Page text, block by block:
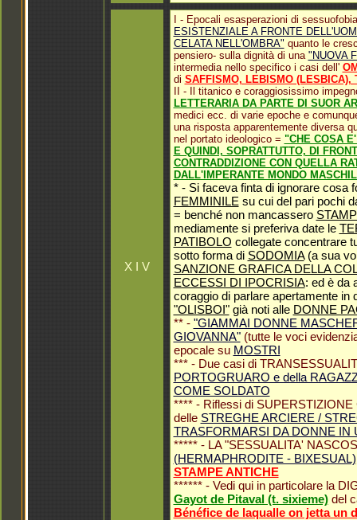
X I V
I - Epocali esasperazioni di
ESISTENZIALE A FRONTE
CELATA NELL'OMBRA" quanto le
pensiero- sulla dignità di una "NUOVA
intermedia nello specifico i casi dell'
di SAFFISMO, LEBISMO (LESBICA),
II - Il titanico e coraggiosissimo
LETTERARIA DA PARTE DI SUOR
medici ecc. di varie epoche e
una risposta apparentemente diversa
nel portato ideologico = "CHE COSA
E QUINDI, SOPRATTUTTO, DI
CONTRADDIZIONE CON QUELLA
DALL'IMPERANTE MONDO
* - Si faceva finta di ignorare cosa
FEMMINILE su cui del pari pochi
= benché non mancassero
mediamente si preferiva date le
PATIBOLO collegate concentrare
sotto forma di SODOMIA(a sua
SANZIONE GRAFICA DELLA
ECCESSI DI IPOCRISIA: ed è da
coraggio di parlare apertamente in
"OLISBOI"già noti alle DONNE
** - "GIAMMAI DONNE
GIOVANNA"(tutte le voci
epocale su MOSTRI
*** - Due casi di
PORTOGRUARO e della
COME SOLDATO
**** - Riflessi di
delle STREGHE ARCIERE /
TRASFORMARSI DA DONNE IN
***** - LA "SESSUALITA'
(HERMAPHRODITE - BIXESUAL)
STAMPE ANTICHE
****** - Vedi qui in particolare la
Gayot de Pitaval (t. sixieme)del
Bénéfice de laqualle on jetta un